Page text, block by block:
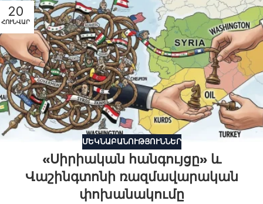
20
ՀՈՒՆՎԱՐ
ՄԵԿՆԱԲԱՆՈՒԹՅՈՒՆՆԵՐ
«Սիրիական հանգույցը» և
Վաշինգտոնի ռազմավարական
փոխանակումը